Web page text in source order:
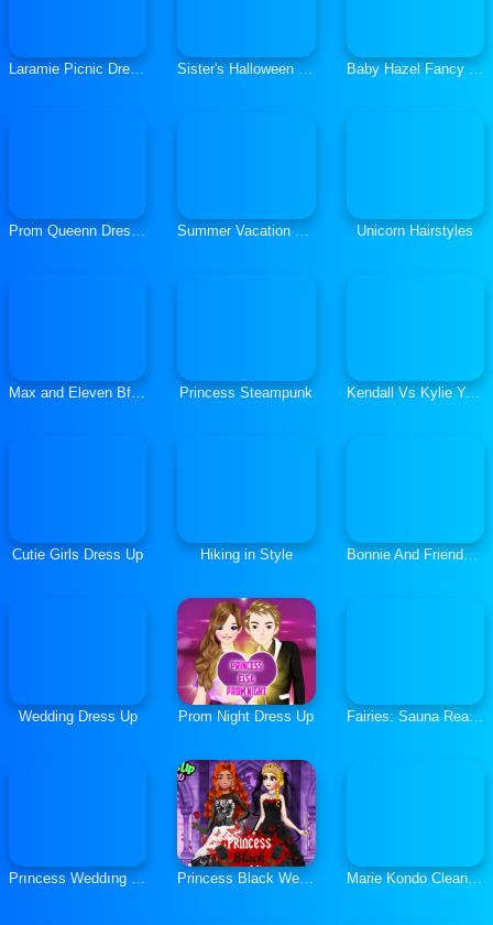
Laramie Picnic Dressup Sister's Halloween Dresses Baby Hazel Fancy Dress
Prom Queenn Dress Up Summer Vacation Dress Up Unicorn Hairstyles
Max and Eleven Bff Strange Dressup Princess Steampunk Kendall Vs Kylie Yeezy Edition
Cutie Girls Dress Up Hiking in Style Bonnie And Friends Bollywood
Wedding Dress Up Prom Night Dress Up Fairies: Sauna Real Life
Prıncess Weddıng Dress Up Princess Black Wedding Dress Marie Kondo Clean Up